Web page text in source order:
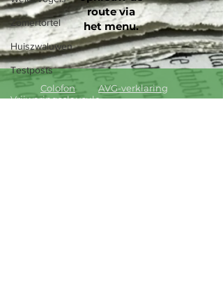
Zomertortel
Huiszwaluwen
Testposts
route via
het menu.
Colofon
AVG-verklaring
Vrijwaringsclausule